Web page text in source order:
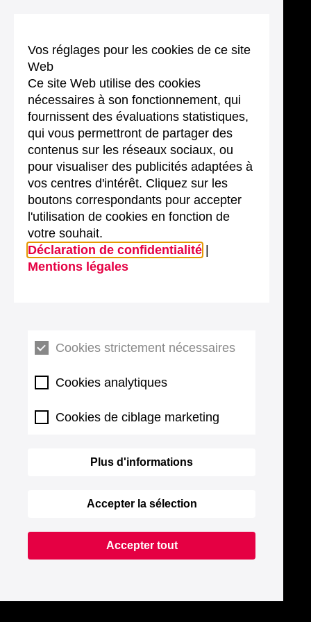
Vos réglages pour les cookies de ce site
Web
Ce site Web utilise des cookies
nécessaires à son fonctionnement, qui
fournissent des évaluations statistiques,
qui vous permettront de partager des
contenus sur les réseaux sociaux, ou
pour visualiser des publicités adaptées à
vos centres d'intérêt. Cliquez sur les
boutons correspondants pour accepter
l'utilisation de cookies en fonction de
votre souhait.
Déclaration de confidentialité
Mentions légales
Cookies strictement nécessaires
Cookies analytiques
Cookies de ciblage marketing
Plus d'informations
Accepter la sélection
Accepter tout